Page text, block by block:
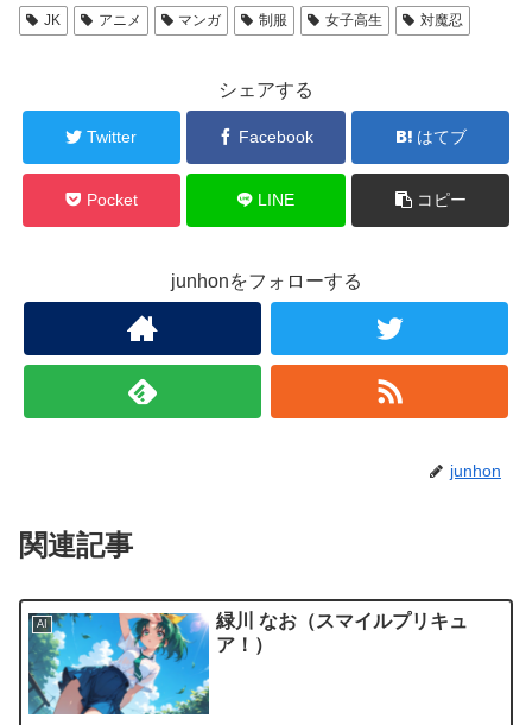
JK アニメ マンガ 制服 女子高生 対魔忍
シェアする
Twitter Facebook はてブ
Pocket LINE コピー
junhonをフォローする
junhon
関連記事
AI
緑川 なお（スマイルプリキュ
ア！）